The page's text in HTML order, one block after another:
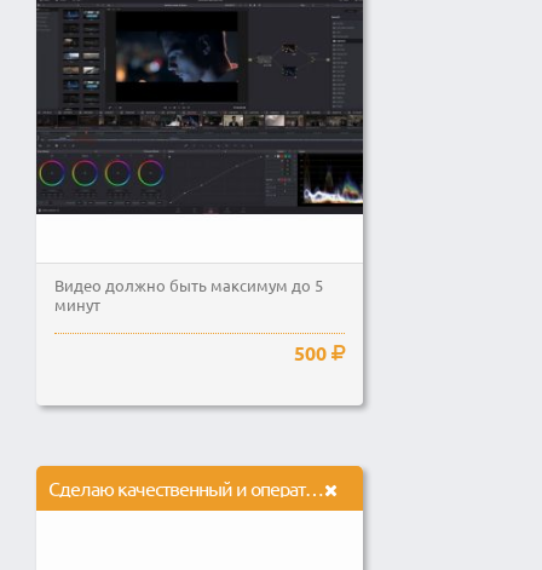
Видео должно быть максимум до 5
минут
500
Сделаю качественный и оперативный монтаж вашего видео